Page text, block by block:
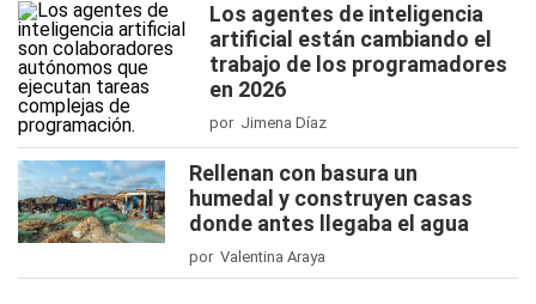
Los agentes de inteligencia
artificial están cambiando el
trabajo de los programadores
en 2026
por Jimena Díaz
Rellenan con basura un
humedal y construyen casas
donde antes llegaba el agua
por Valentina Araya